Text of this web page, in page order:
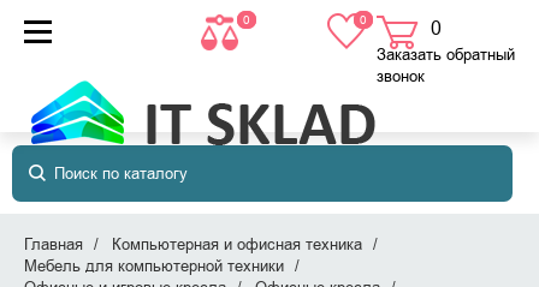
0 0 0
в корзине
Заказать обратный
звонок
Главная
Компьютерная и офисная техника
Мебель для компьютерной техники